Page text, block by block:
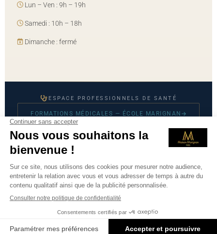
Lun – Ven : 9h – 19h
Samedi : 10h – 18h
Dimanche : fermé
ESPACE PROFESSIONNELS DE SANTÉ
FORMATIONS MÉDICALES — ÉCOLE MARIGNAN
© 2026 Maison Marignan — Tous droits réservés
Mentions légales· CGU·Politique de confidentialité